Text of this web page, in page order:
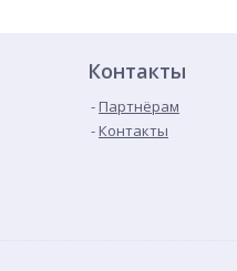
Контакты
Партнёрам
Контакты